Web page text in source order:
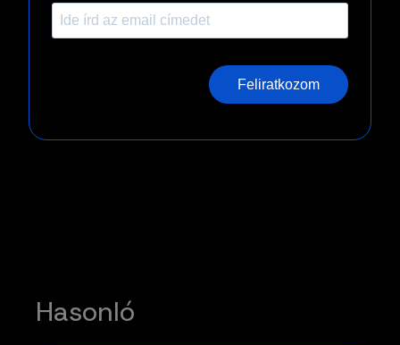
Feliratkozom
Hasonló